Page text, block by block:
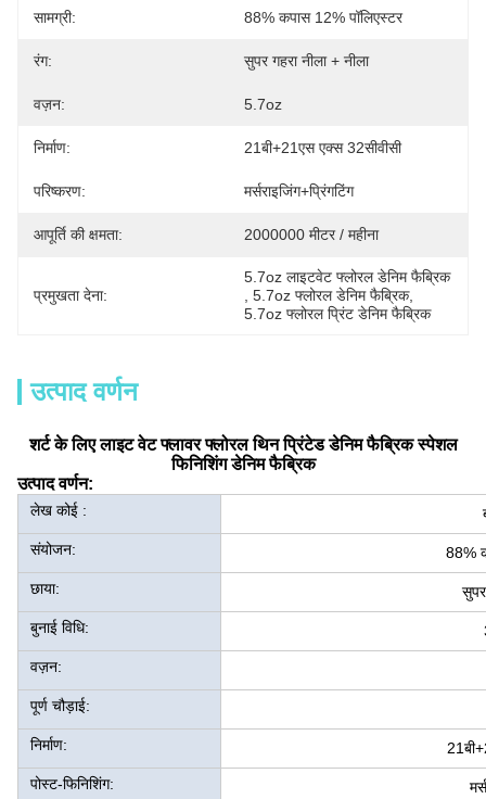
सामग्री: 88% कपास 12% पॉलिएस्टर
रंग: सुपर गहरा नीला + नीला
वज़न: 5.7oz
निर्माण: 21बी+21एस एक्स 32सीवीसी
परिष्करण: मर्सराइजिंग+प्रिंगटिंग
आपूर्ति की क्षमता: 2000000 मीटर / महीना
प्रमुखता देना:
5.7oz लाइटवेट फ्लोरल डेनिम फैब्रिक
5.7oz फ्लोरल डेनिम फैब्रिक,
5.7oz फ्लोरल प्रिंट डेनिम फैब्रिक
उत्पाद वर्णन
शर्ट के लिए लाइट वेट फ्लावर फ्लोरल थिन प्रिंटेड डेनिम फैब्रिक स्पेशल
फिनिशिंग डेनिम फैब्रिक
उत्पाद वर्णन:
लेख कोई :
संयोजन: 88%
छाया: सुपर
बुनाई विधि:
वज़न:
पूर्ण चौड़ाई:
निर्माण:
पोस्ट-फिनिशिंग: